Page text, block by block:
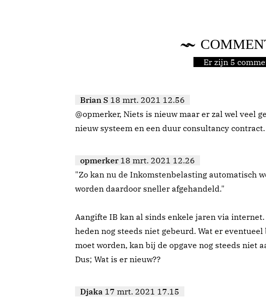
Er zijn 5
Brian S 18 mrt. 2021 12.56
@opmerker, Niets is nieuw maar er zal wel veel
nieuw systeem en een duur consultancy contract.
opmerker 18 mrt. 2021 12.26
"Zo kan nu de Inkomstenbelasting automatisch
worden daardoor sneller afgehandeld."
Aangifte IB kan al sinds enkele jaren via
heden nog steeds niet gebeurd. Wat er
moet worden, kan bij de opgave nog steeds niet
Dus; Wat is er nieuw??
Djaka 17 mrt. 2021 17.15